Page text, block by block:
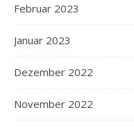
Februar 2023
Januar 2023
Dezember 2022
November 2022